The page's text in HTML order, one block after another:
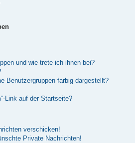
und wie trete ich ihnen bei?
Benutzergruppen farbig dargestellt?
Link auf der Startseite?
verschicken!
Private Nachrichten!